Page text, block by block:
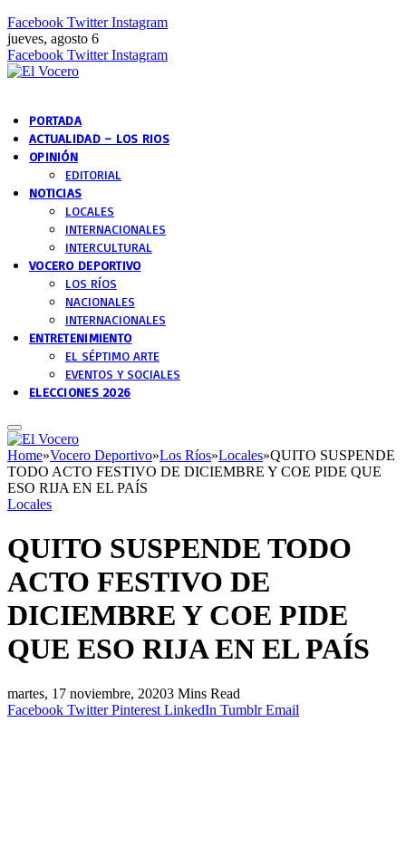
Facebook Twitter Instagram
jueves, agosto 6
Facebook Twitter Instagram
PORTADA
ACTUALIDAD – LOS RIOS
OPINIÓN
EDITORIAL
NOTICIAS
LOCALES
INTERNACIONALES
INTERCULTURAL
VOCERO DEPORTIVO
LOS RÍOS
NACIONALES
INTERNACIONALES
ENTRETENIMIENTO
EL SÉPTIMO ARTE
EVENTOS Y SOCIALES
ELECCIONES 2026
Home»Vocero Deportivo»Los Ríos»Locales»QUITO SUSPENDE
TODO ACTO FESTIVO DE DICIEMBRE Y COE PIDE QUE
ESO RIJA EN EL PAÍS
Locales
QUITO SUSPENDE TODO
ACTO FESTIVO DE
DICIEMBRE Y COE PIDE
QUE ESO RIJA EN EL PAÍS
martes, 17 noviembre, 20203 Mins Read
Facebook Twitter Pinterest LinkedIn Tumblr Email